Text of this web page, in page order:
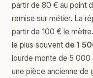
partir de 80 € au point
remise sur métier. La
partir de 100 € le
le plus souvent de 1
lourde monte de 5
une pièce ancienne de